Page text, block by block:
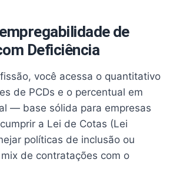
de
Deficiência
você acessa o quantitativo
de PCDs e o percentual em
— base sólida para empresas
a Lei de Cotas (Lei
políticas de inclusão ou
de contratações com o